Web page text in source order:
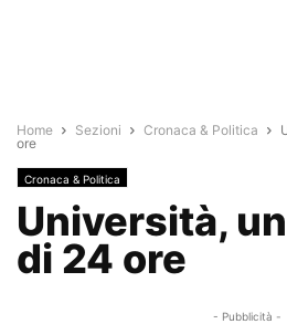
Home Sezioni Cronaca & Politica
ore
Cronaca & Politica
Università,
di 24 ore
- Pubblicità -